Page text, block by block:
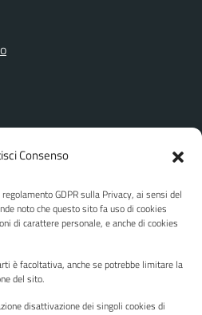
Consenso
GDPR sulla Privacy, ai sensi del
noto che questo sito fa uso di cookies
di carattere personale, e anche di cookies
è facoltativa, anche se potrebbe limitare la
del sito.
disattivazione dei singoli cookies di